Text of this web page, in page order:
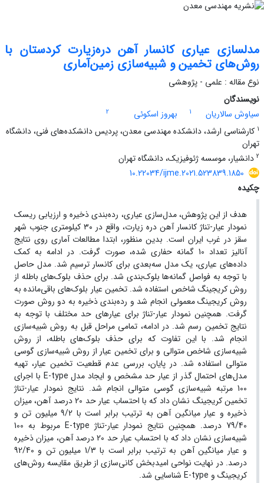
مدلسازی عیاری کانسار آهن دره‌زیارت کردستان با
روش‌های تخمین و شبیه‌سازی زمین‌آماری
نوع مقاله : علمی - پژوهشی
نویسندگان
سیاوش سالاریان
1 بهروز اسکوئی
2
1 کارشناسی ارشد، دانشکده مهندسی معدن، پردیس دانشکده‌های فنی، دانشگاه
تهران
2 دانشیار، موسسه ژئوفیزیک، دانشگاه تهران
10.22034/ijme.2021.523839.1850
چکیده
هدف از این پژوهش، مدل‌سازی عیاری، رده‌بندی ذخیره و ارزیابی ریسک
نمودار عیار-تناژ کانسار آهن دره زیارت، واقع در ۳۰ کیلومتری جنوب شهر
سقز در غرب ایران است. بدین منظور، ابتدا مطالعات آماری روی نتایج
آنالیز تعداد 10 گمانه حفاری شده، صورت گرفت. در ادامه به کمک
داده‌های عیاری، یک مدل سه‌بعدی برای کانسار ترسیم شد. مدل حاصل
با توجه به فواصل گمانه‌ها بلوک‌بندی شد. برای حذف بلوک‌های باطله از
روش کریجینگ شاخص استفاده شد. تخمین عیار بلوک‌های باقی‌مانده به
روش کریجینگ معمولی انجام شد و رده‌بندی ذخیره به دو روش صورت
گرفت. همچنین نمودار عیار-تناژ برای عیارهای حد مختلف با توجه به
نتایج تخمین رسم شد. در ادامه، تمامی مراحل قبل به روش شبیه‌سازی
انجام شد. با این تفاوت که برای حذف بلوک‌های باطله، از روش
شبیه‌سازی شاخص متوالی و برای تخمین عیار از روش شبیه‌سازی گوسی
متوالی استفاده شد. در پایان، بررسی عدم قطعیت تخمین عیار، تهیه
مدل‌های احتمال گذر از عیار حد مشخص و ایجاد مدل E-type با اجرای
100 مرتبه شبیه‌سازی گوسی متوالی انجام شد. نتایج نمودار عیار-تناژ
تخمین کریجینگ نشان داد که با احتساب عیار حد 20 درصد آهن، میزان
ذخیره و عیار میانگین آهن به ترتیب برابر است با 9/2 میلیون تن و
79/40 درصد. همچنین نتایج نمودار عیار-تناژ E-type مربوط به 100
شبیه‌سازی نشان داد که با احتساب عیار حد 20 درصد آهن، میزان ذخیره
و عیار میانگین آهن به ترتیب برابر است با 1/3 میلیون تن و 92/40
درصد. در نهایت نواحی امیدبخش کانی‌سازی از طریق مقایسه روش‌های
کریجینگ و E-type شناسایی شد.